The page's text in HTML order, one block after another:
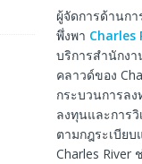
ผู้จัดการด้านก
พึ่งพา Charles
บริการสำนักง
คลาวด์ของ
กระบวนการล
ลงทุนและการ
ตามกฎระเบีย
Charles River